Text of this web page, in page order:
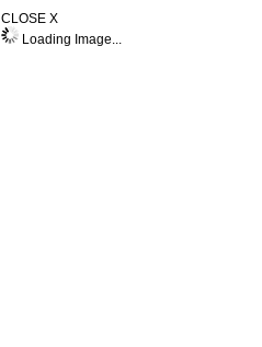
CLOSE X
Loading Image...